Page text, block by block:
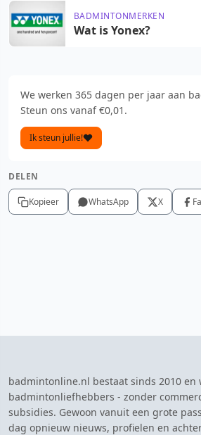
BADMINTONMERKEN
Wat is Yonex?
We werken 365 dagen per jaar aan
Steun ons vanaf €0,01.
Ik steun jullie!
DELEN
Kopieer WhatsApp X
badmintonline.nl bestaat sinds 2010 en
badmintonliefhebbers - zonder
subsidies. Gewoon vanuit een grote
dag opnieuw nieuws, profielen en